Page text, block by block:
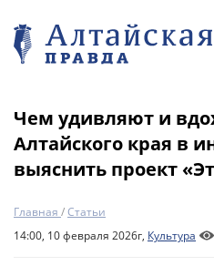
Чем удивляют и
Алтайского края в
выяснить проект
Главная /Статьи
14:00, 10 февраля 2026г, Культура